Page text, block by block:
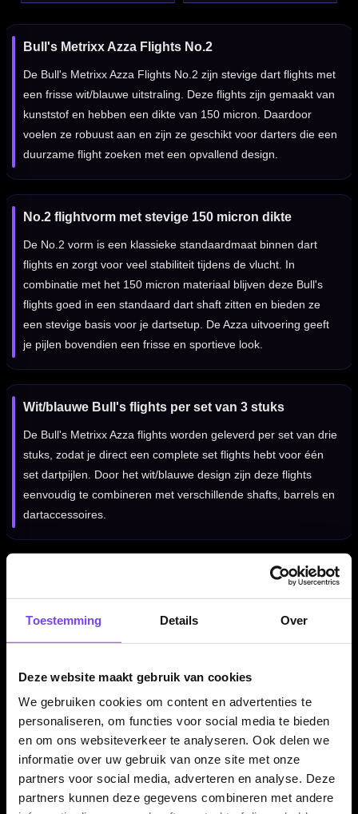
Toestemming Details Over
Deze website maakt gebruik van cookies
We gebruiken cookies om content en advertenties te
personaliseren, om functies voor social media te bieden
en om ons websiteverkeer te analyseren. Ook delen we
informatie over uw gebruik van onze site met onze
partners voor social media, adverteren en analyse. Deze
partners kunnen deze gegevens combineren met andere
Bull's Metrixx Azza Flights No.2
De Bull's Metrixx Azza Flights No.2 zijn stevige dart flights met
een frisse wit/blauwe uitstraling. Deze flights zijn gemaakt van
kunststof en hebben een dikte van 150 micron. Daardoor
voelen ze robuust aan en zijn ze geschikt voor darters die een
duurzame flight zoeken met een opvallend design.
No.2 flightvorm met stevige 150 micron dikte
De No.2 vorm is een klassieke standaardmaat binnen dart
flights en zorgt voor veel stabiliteit tijdens de vlucht. In
combinatie met het 150 micron materiaal blijven deze Bull's
flights goed in een standaard dart shaft zitten en bieden ze
een stevige basis voor je dartsetup. De Azza uitvoering geeft
je pijlen bovendien een frisse en sportieve look.
Wit/blauwe Bull's flights per set van 3 stuks
De Bull's Metrixx Azza flights worden geleverd per set van drie
stuks, zodat je direct een complete set flights hebt voor één
set dartpijlen. Door het wit/blauwe design zijn deze flights
eenvoudig te combineren met verschillende shafts, barrels en
dartaccessoires.
Kenmerken van de Bull's Metrixx Azza Flights No.2
✓ Bull's Metrixx dart flights
Standaard No.2 flightvorm
✓ Wit/blauwe Azza uitvoering
✓ Stevige 150 micron dikte
✓ Geschikt voor standaard dart shafts
✓ Geleverd per set van 3 flights
Flight Vorm:Standaard No.2
Flight Kleur:Wit/Blauw